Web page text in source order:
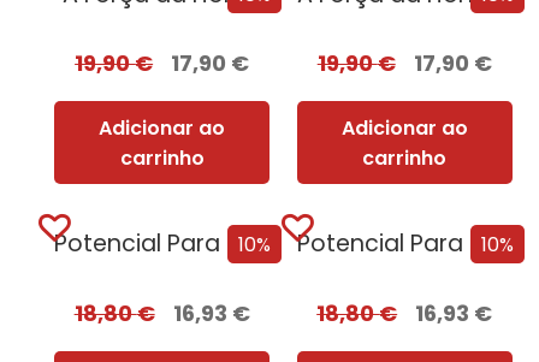
19,90€ 17,90 €
Adicionar ao
carrinho
19,90€ 17,90 €
Adicionar ao
carrinho
10%
Potencial Para Matar
18,80€ 16,93 €
10%
Potencial Para Matar + Oferta Pacto Mortal
18,80€ 16,93 €